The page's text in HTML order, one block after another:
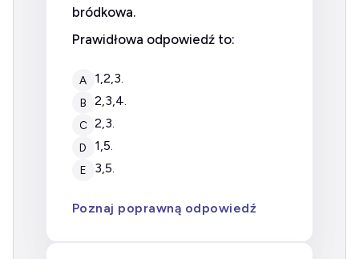
bródkowa.
Prawidłowa odpowiedź to:
A 1,2,3.
B 2,3,4.
C 2,3.
D 1,5.
E 3,5.
Poznaj poprawną odpowiedź